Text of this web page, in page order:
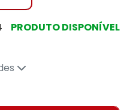
PRODUTO DISPONÍVEL